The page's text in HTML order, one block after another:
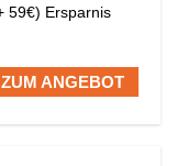
59€) Ersparnis
ZUM ANGEBOT